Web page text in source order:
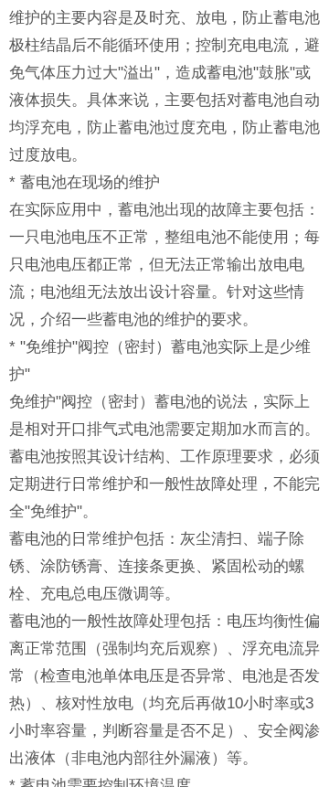
维护的主要内容是及时充、放电，防止蓄电池
极柱结晶后不能循环使用；控制充电电流，避
免气体压力过大"溢出"，造成蓄电池"鼓胀"或
液体损失。具体来说，主要包括对蓄电池自动
均浮充电，防止蓄电池过度充电，防止蓄电池
过度放电。
* 蓄电池在现场的维护
在实际应用中，蓄电池出现的故障主要包括：
一只电池电压不正常，整组电池不能使用；每
只电池电压都正常，但无法正常输出放电电
流；电池组无法放出设计容量。针对这些情
况，介绍一些蓄电池的维护的要求。
* "免维护"阀控（密封）蓄电池实际上是少维
护"
免维护"阀控（密封）蓄电池的说法，实际上
是相对开口排气式电池需要定期加水而言的。
蓄电池按照其设计结构、工作原理要求，必须
定期进行日常维护和一般性故障处理，不能完
全"免维护"。
蓄电池的日常维护包括：灰尘清扫、端子除
锈、涂防锈膏、连接条更换、紧固松动的螺
栓、充电总电压微调等。
蓄电池的一般性故障处理包括：电压均衡性偏
离正常范围（强制均充后观察）、浮充电流异
常（检查电池单体电压是否异常、电池是否发
热）、核对性放电（均充后再做10小时率或3
小时率容量，判断容量是否不足）、安全阀渗
出液体（非电池内部往外漏液）等。